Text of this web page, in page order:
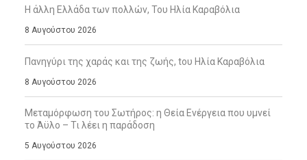
Η άλλη Ελλάδα των πολλών, Του Ηλία Καραβόλια
8 Αυγούστου 2026
Πανηγύρι της χαράς και της ζωής, tου Ηλία Καραβόλια
8 Αυγούστου 2026
Μεταμόρφωση του Σωτήρος: η Θεία Ενέργεια που υμνεί
το Άϋλο – Τι λέει η παράδοση
5 Αυγούστου 2026